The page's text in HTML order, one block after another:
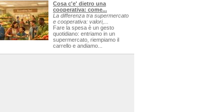
Cosa c'e' dietro una
cooperativa: come...
La differenza tra supermercato
e cooperativa: valori,...
Fare la spesa è un gesto
quotidiano: entriamo in un
supermercato, riempiamo il
carrello e andiamo...